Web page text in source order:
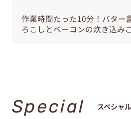
作業時間たった10分！バター
ろこしとベーコンの炊き込みご
Special スペシャ